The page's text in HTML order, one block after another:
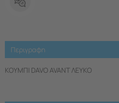
Περιγραφη
ΚΟΥΜΠΙ DAVO AVANT ΛΕΥΚΟ